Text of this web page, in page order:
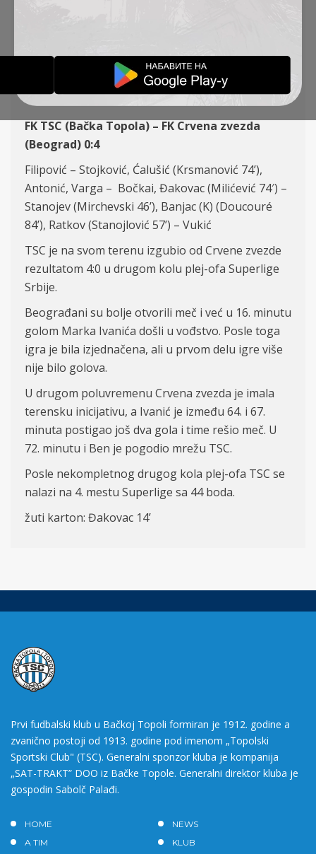
21-04-2022
FK TSC (Bačka Topola) – FK Crvena zvezda
(Beograd) 0:4
Filipović – Stojković, Ćalušić (Krsmanović 74’),
Antonić, Varga – Bočkai, Đakovac (Milićević 74′) –
Stanojev (Mirchevski 46’), Banjac (K) (Doucouré
84’), Ratkov (Stanojlović 57’) – Vukić
TSC je na svom terenu izgubio od Crvene zvezde
rezultatom 4:0 u drugom kolu plej-ofa Superlige
Srbije.
Beograđani su bolje otvorili meč i već u 16. minutu
golom Marka Ivanića došli u vođstvo. Posle toga
igra je bila izjednačena, ali u prvom delu igre više
nije bilo golova.
U drugom poluvremenu Crvena zvezda je imala
terensku inicijativu, a Ivanić je između 64. i 67.
minuta postigao još dva gola i time rešio meč. U
72. minutu i Ben je pogodio mrežu TSC.
Posle nekompletnog drugog kola plej-ofa TSC se
nalazi na 4. mestu Superlige sa 44 boda.
žuti karton: Đakovac 14’
Prvi fudbalski klub u Bačkoj Topoli formiran je 1912. godine a
zvanično postoji od 1913. godine pod imenom „Topolski
Sportski Club" (TSC). Generalni sponzor kluba je kompanija
„SAT-TRAKT” DOO iz Bačke Topole. Generalni direktor kluba je
gospodin Sabolč Palađi.
HOME
NEWS
A TIM
KLUB